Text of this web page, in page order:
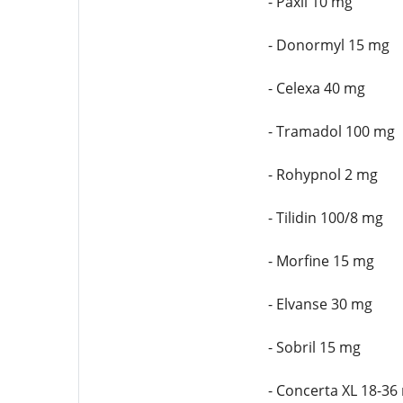
- Donormyl 15 mg
- Celexa 40 mg
- Tramadol 100 mg
- Rohypnol 2 mg
- Tilidin 100/8 mg
- Morfine 15 mg
- Elvanse 30 mg
- Sobril 15 mg
- Concerta XL 18-36